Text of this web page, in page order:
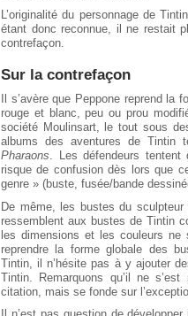
L’originalité du personnage de
étant donc reconnue, il ne restait
contrefaçon.
Sur la contrefaçon
Il s’avère que Peppone reprend
rouge et blanc, peu ou prou
société Moulinsart, le tout sous
albums des aventures de Tintin
Pharaons . Les défendeurs
risque de confusion dès lors que
genre » (buste, fusée/bande
De même, les bustes du
ressemblent aux bustes de Tintin
les dimensions et les couleurs
reprendre la forme globale des
Tintin, il n’hésite pas à y ajouter
Tintin. Remarquons qu’il ne
citation, mais se fonde sur